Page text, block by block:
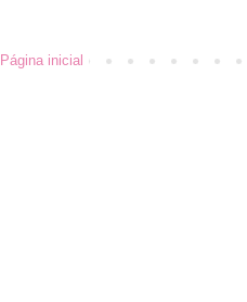
Página inicial